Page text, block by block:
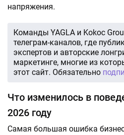
напряжения.
Команды YAGLA и Kokoc
телеграм-каналов, где
экспертов и авторские
маркетинге, многие из
этот сайт. Обязательно
Что изменилось в
2026 году
Самая большая ошибка